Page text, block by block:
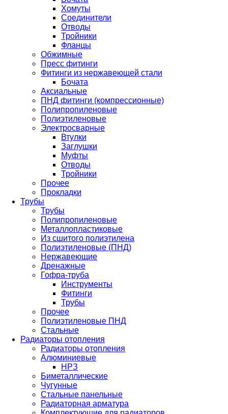
Хомуты
Соединители
Отводы
Тройники
Фланцы
Обжимные
Пресс фитинги
Фитинги из нержавеющей стали
Бочата
Аксиальные
ПНД фитинги (компрессионные)
Полипропиленовые
Полиэтиленовые
Электросварные
Втулки
Заглушки
Муфты
Отводы
Тройники
Прочее
Прокладки
Трубы
Трубы
Полипропиленовые
Металлопластиковые
Из сшитого полиэтилена
Полиэтиленовые (ПНД)
Нержавеющие
Дренажные
Гофра-труба
Инструменты
Фитинги
Трубы
Прочее
Полиэтиленовые ПНД
Стальные
Радиаторы отопления
Радиаторы отопления
Алюминиевые
НРЗ
Биметаллические
Чугунные
Стальные панельные
Радиаторная арматура